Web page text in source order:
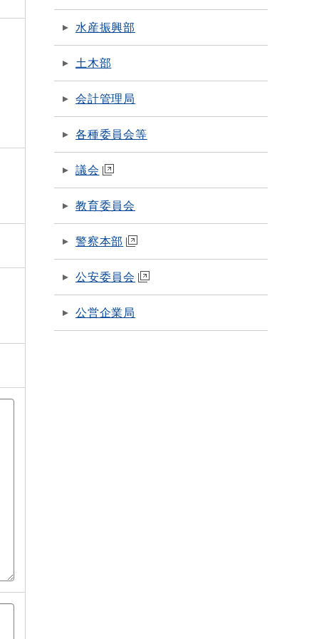
水産振興部
土木部
会計管理局
各種委員会等
議会
教育委員会
警察本部
公安委員会
公営企業局